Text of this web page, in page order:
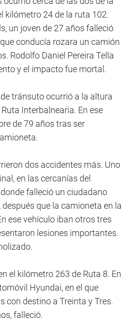
kilómetro 24 de la ruta 102.
un joven de 27 años falleció
conducía rozara un camión
Rodolfo Daniel Pereira Tella
y el impacto fue mortal.
tránsuto ocurrió a la altura
Interbalnearia. En ese
de 79 años tras ser
dos accidentes más. Uno
en las cercanías del
falleció un ciudadano
que la camioneta en la
ese vehículo iban otros tres
lesiones importantes.
el kilómetro 263 de Ruta 8. En
Hyundai, en el que
con destino a Treinta y Tres.
falleció.